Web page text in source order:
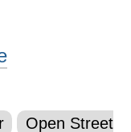
Open Street